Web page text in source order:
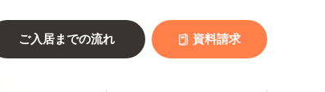
ご入居までの流れ 資料請求